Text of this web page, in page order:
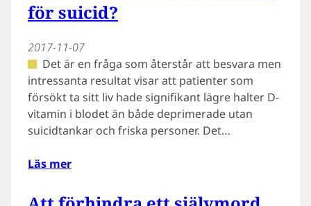
för suicid?
2017-11-07
Det är en fråga som återstår att besvara men
intressanta resultat visar att patienter som
försökt ta sitt liv hade signifikant lägre halter D-
vitamin i blodet än både deprimerade utan
suicidtankar och friska personer. Det…
Läs mer